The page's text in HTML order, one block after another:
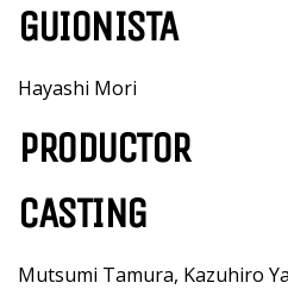
GUIONISTA
Hayashi Mori
PRODUCTOR
CASTING
Mutsumi Tamura, Kazuhiro